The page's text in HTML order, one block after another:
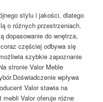
stylu i jakości, dlatego
o różnych przestrzeniach.
dopasowanie do wnętrza,
częściej odbywa się
szybkie zapoznanie
stronie Valor Meble
wpływa
Valor stawia na
Valor oferuje różne